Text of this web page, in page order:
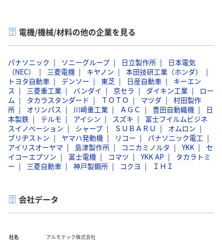
電機/機械/材料の他の企業を見る
パナソニック ソニーグループ 日立製作所
日本電気
（NEC）
三菱電機 キヤノン
本田技研工業（ホンダ）
トヨタ自動車
デンソー 東芝 日産自動車
キーエン
ス
三菱重工業 バンダイ 京セラ ダイキン工業
ロー
ム
タカラスタンダード ＴＯＴＯ マツダ
村田製作
所
オリンパス 川崎重工業 ＡＧＣ 豊田自動織機
日
本製鉄
テルモ アイシン スズキ
富士フイルムビジネ
スイノベーション
シャープ ＳＵＢＡＲＵ
オムロン
ブリヂストン
ヤマハ発動機 リコー
パナソニック電工
アイリスオーヤマ
島津製作所 コニカミノルタ YKK
セ
イコーエプソン
富士電機 コマツ YKK AP
タカラトミ
ー
三菱自動車 神戸製鋼所 コクヨ ＩＨＩ
会社データ
社名 アルモテック株式会社